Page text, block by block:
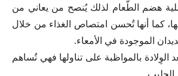
هضم الطُّعام لذلك يُنصح من يعاني من
كما أنها تُحسن امتصاص الغذاء من خلال
الموجودة في الأمعاء.
الوِلادة بالمواظبة على تناولها فهي تُساهم
الحليب.